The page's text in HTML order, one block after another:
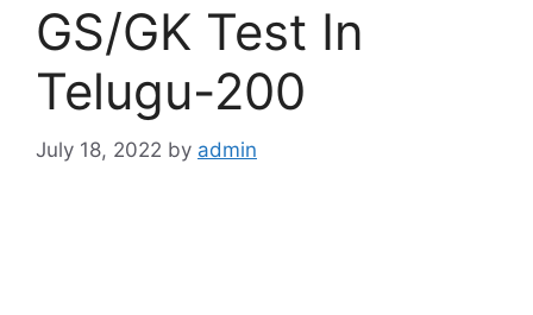
GS/GK Test In
Telugu-200
July 18, 2022 by admin